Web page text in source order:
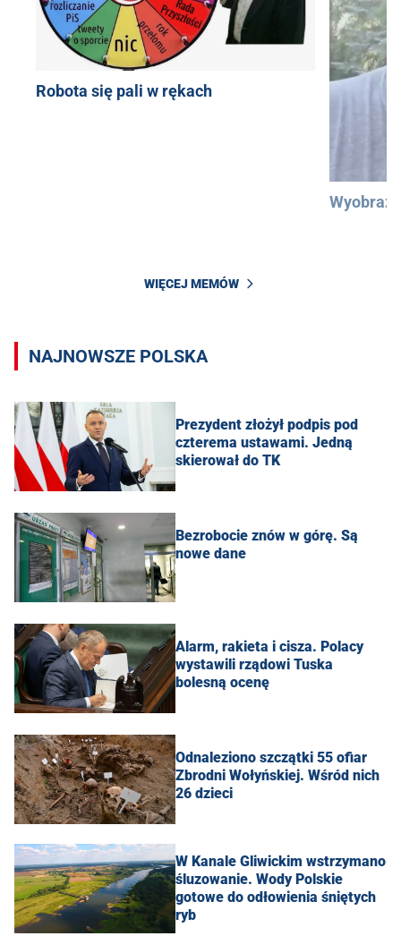
Robota się pali w rękach
WIĘCEJ MEMÓW
NAJNOWSZE POLSKA
Prezydent złożył podpis pod
czterema ustawami. Jedną
skierował do TK
Bezrobocie znów w górę. Są
nowe dane
Alarm, rakieta i cisza. Polacy
wystawili rządowi Tuska
bolesną ocenę
Odnaleziono szczątki 55 ofiar
Zbrodni Wołyńskiej. Wśród nich
26 dzieci
W Kanale Gliwickim wstrzymano
śluzowanie. Wody Polskie
gotowe do odłowienia śniętych
ryb